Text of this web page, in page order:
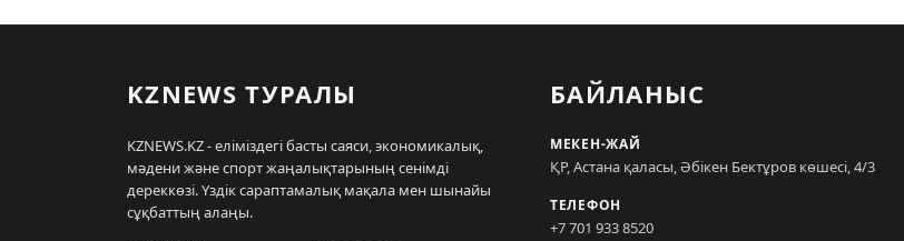
KZNEWS ТУРАЛЫ
KZNEWS.KZ - еліміздегі басты саяси, экономикалық,
мәдени және спорт жаңалықтарының сенімді
дереккөзі. Үздік сараптамалық мақала мен шынайы
сұқбаттың алаңы.
БАЙЛАНЫС
МЕКЕН-ЖАЙ
ҚР, Астана қаласы, Әбікен Бектұров көшесі, 4/3
ТЕЛЕФОН
+7 701 933 8520